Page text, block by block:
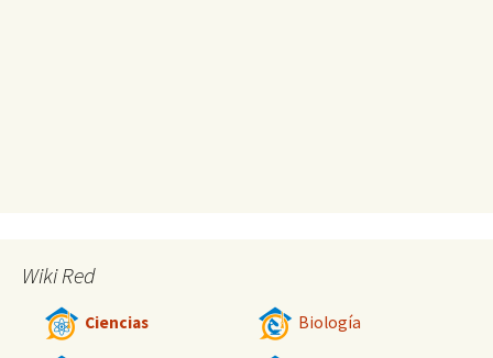
Wiki Red
Ciencias Biología